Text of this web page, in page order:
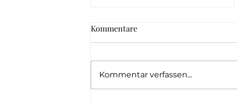
Kommentare
Kommentar verfassen...